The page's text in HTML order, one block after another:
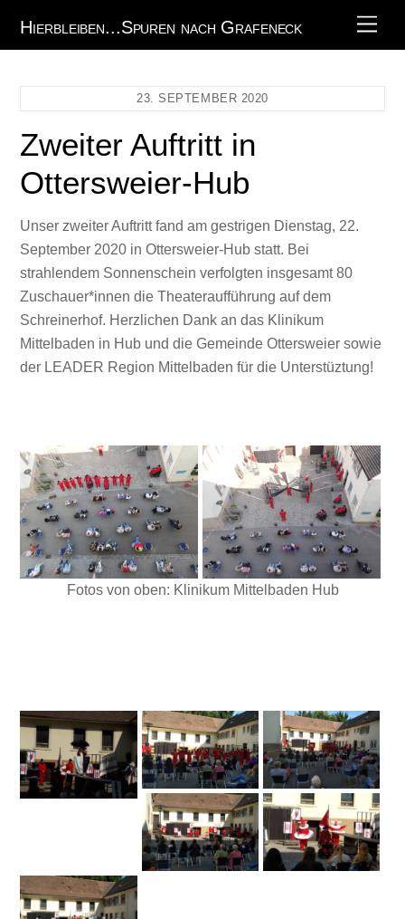
Hierbleiben...Spuren nach Grafeneck
23. SEPTEMBER 2020
Zweiter Auftritt in
Ottersweier-Hub
Unser zweiter Auftritt fand am gestrigen Dienstag, 22.
September 2020 in Ottersweier-Hub statt. Bei
strahlendem Sonnenschein verfolgten insgesamt 80
Zuschauer*innen die Theateraufführung auf dem
Schreinerhof. Herzlichen Dank an das Klinikum
Mittelbaden in Hub und die Gemeinde Ottersweier sowie
der LEADER Region Mittelbaden für die Unterstüztung!
Fotos von oben: Klinikum Mittelbaden Hub